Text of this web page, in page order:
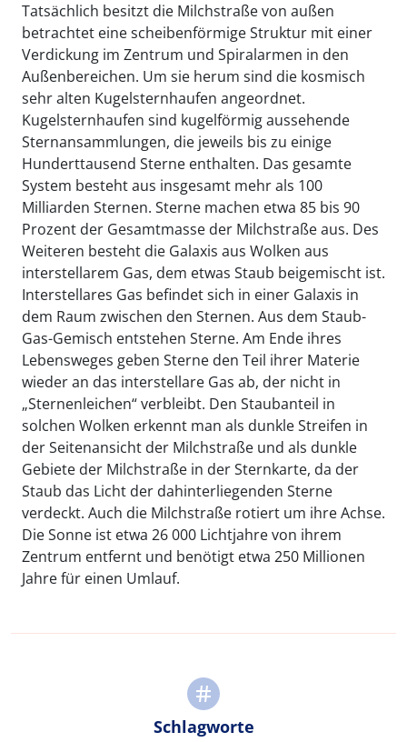
Tatsächlich besitzt die Milchstraße von außen
betrachtet eine scheibenförmige Struktur mit einer
Verdickung im Zentrum und Spiralarmen in den
Außenbereichen. Um sie herum sind die kosmisch
sehr alten Kugelsternhaufen angeordnet.
Kugelsternhaufen sind kugelförmig aussehende
Sternansammlungen, die jeweils bis zu einige
Hunderttausend Sterne enthalten. Das gesamte
System besteht aus insgesamt mehr als 100
Milliarden Sternen. Sterne machen etwa 85 bis 90
Prozent der Gesamtmasse der Milchstraße aus. Des
Weiteren besteht die Galaxis aus Wolken aus
interstellarem Gas, dem etwas Staub beigemischt ist.
Interstellares Gas befindet sich in einer Galaxis in
dem Raum zwischen den Sternen. Aus dem Staub-
Gas-Gemisch entstehen Sterne. Am Ende ihres
Lebensweges geben Sterne den Teil ihrer Materie
wieder an das interstellare Gas ab, der nicht in
„Sternenleichen“ verbleibt. Den Staubanteil in
solchen Wolken erkennt man als dunkle Streifen in
der Seitenansicht der Milchstraße und als dunkle
Gebiete der Milchstraße in der Sternkarte, da der
Staub das Licht der dahinterliegenden Sterne
verdeckt. Auch die Milchstraße rotiert um ihre Achse.
Die Sonne ist etwa 26 000 Lichtjahre von ihrem
Zentrum entfernt und benötigt etwa 250 Millionen
Jahre für einen Umlauf.
Schlagworte